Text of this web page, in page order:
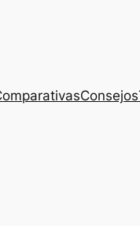
Consejos